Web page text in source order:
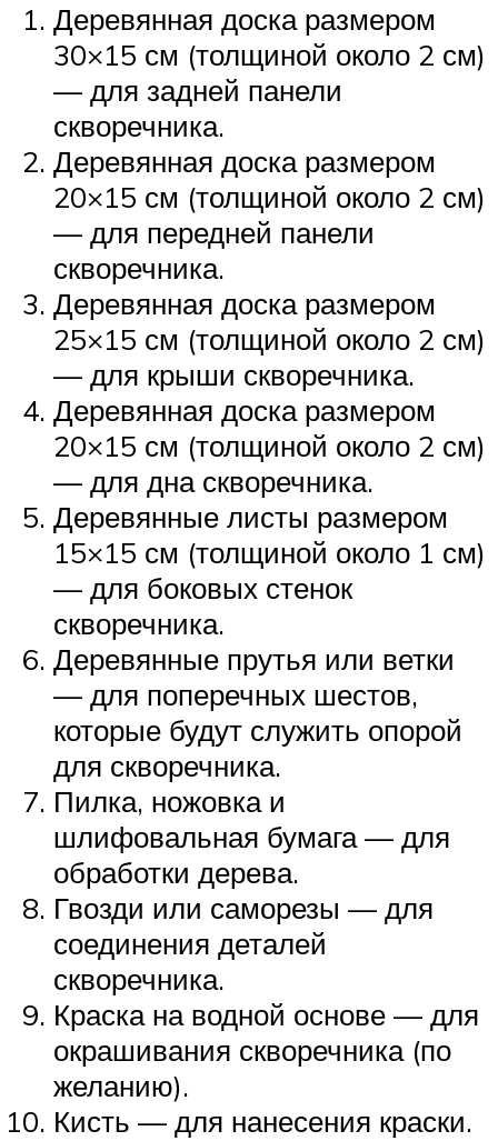
Деревянная доска размером
30×15 см (толщиной около 2 см)
— для задней панели
скворечника.
Деревянная доска размером
20×15 см (толщиной около 2 см)
— для передней панели
скворечника.
Деревянная доска размером
25×15 см (толщиной около 2 см)
— для крыши скворечника.
Деревянная доска размером
20×15 см (толщиной около 2 см)
— для дна скворечника.
Деревянные листы размером
15×15 см (толщиной около 1 см)
— для боковых стенок
скворечника.
Деревянные прутья или ветки
— для поперечных шестов,
которые будут служить опорой
для скворечника.
Пилка, ножовка и
шлифовальная бумага — для
обработки дерева.
Гвозди или саморезы — для
соединения деталей
скворечника.
Краска на водной основе — для
окрашивания скворечника (по
желанию).
Кисть — для нанесения краски.